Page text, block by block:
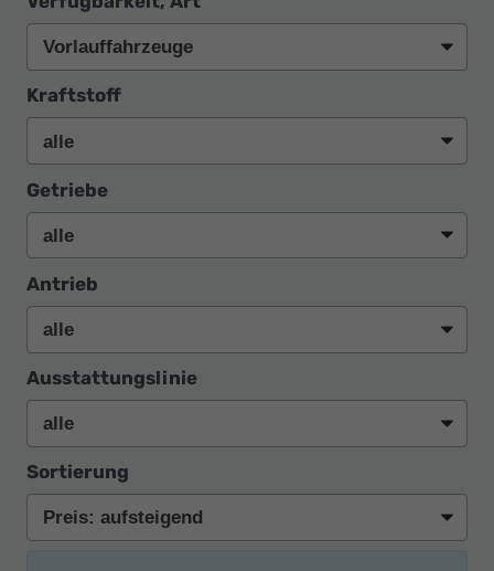
Kraftstoff
Getriebe
Antrieb
Ausstattungslinie
Sortierung